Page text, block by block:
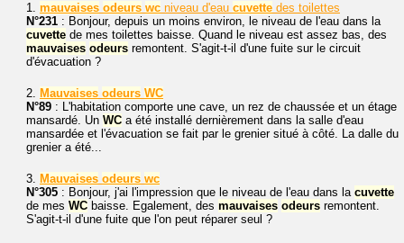
1. mauvaises odeurs wc niveau d'eau cuvette des toilettes
N°231 : Bonjour, depuis un moins environ, le niveau de l'eau dans la
cuvette de mes toilettes baisse. Quand le niveau est assez bas, des
mauvaises odeurs remontent. S'agit-t-il d'une fuite sur le circuit
d'évacuation ?
2. Mauvaises odeurs WC
N°89 : L'habitation comporte une cave, un rez de chaussée et un étage
mansardé. Un WC a été installé dernièrement dans la salle d'eau
mansardée et l'évacuation se fait par le grenier situé à côté. La dalle du
grenier a été...
3. Mauvaises odeurs wc
N°305 : Bonjour, j'ai l'impression que le niveau de l'eau dans la cuvette
de mes WC baisse. Egalement, des mauvaises odeurs remontent.
S'agit-t-il d'une fuite que l'on peut réparer seul ?